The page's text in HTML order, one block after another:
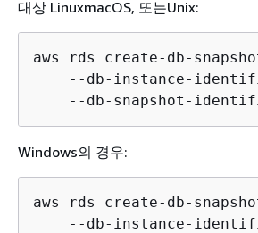
대상 LinuxmacOS, 또는Unix:
aws rds create-db-
--db-instance-
--db-snapshot-
Windows의 경우:
aws rds create-db-
--db-instance-